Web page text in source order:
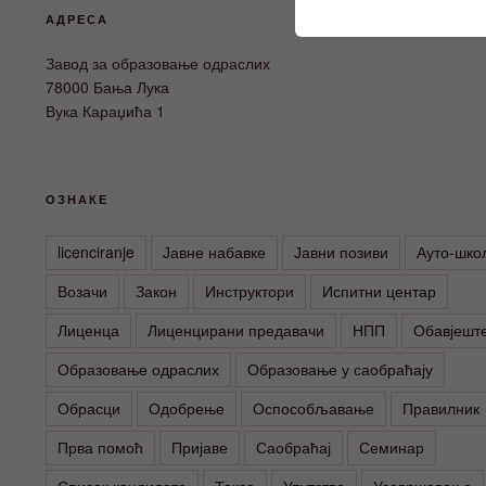
АДРЕСА
Завод за образовање одраслих
78000 Бања Лука
Вука Караџића 1
ОЗНАКЕ
licenciranje Јавне набавке Јавни позиви
Ауто-
Возачи
Закон Инструктори
Испитни центар
Лиценца
Лиценцирани предавачи НПП
Образовање одраслих
Образовање у саобраћају
Обрасци
Одобрење Оспособљавање
Правилник
Прва помоћ
Пријаве Саобраћај
Семинар